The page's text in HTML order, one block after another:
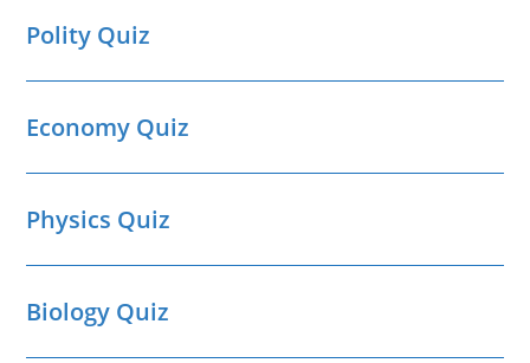
Polity Quiz
Economy Quiz
Physics Quiz
Biology Quiz